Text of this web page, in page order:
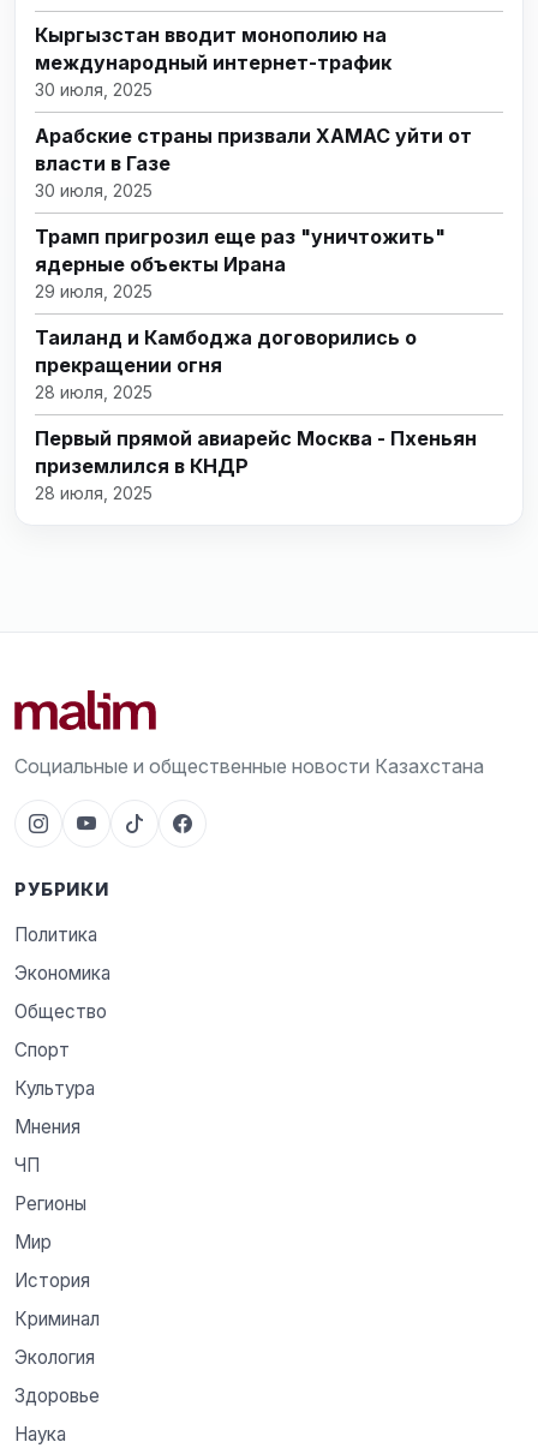
Кыргызстан вводит монополию на
международный интернет-трафик
30 июля, 2025
Арабские страны призвали ХАМАС уйти от
власти в Газе
30 июля, 2025
Трамп пригрозил еще раз "уничтожить"
ядерные объекты Ирана
29 июля, 2025
Таиланд и Камбоджа договорились о
прекращении огня
28 июля, 2025
Первый прямой авиарейс Москва - Пхеньян
приземлился в КНДР
28 июля, 2025
Социальные и общественные новости Казахстана
РУБРИКИ
Политика
Экономика
Общество
Спорт
Культура
Мнения
ЧП
Регионы
Мир
История
Криминал
Экология
Здоровье
Наука